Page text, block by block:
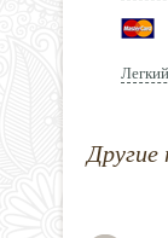
Другие